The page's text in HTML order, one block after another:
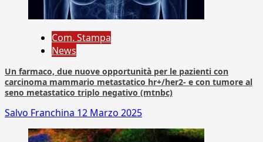
Com. Stampa
News
Un farmaco, due nuove opportunità per le pazienti con
carcinoma mammario metastatico hr+/her2- e con tumore al
seno metastatico triplo negativo (mtnbc)
Salvo Franchina 12 Marzo 2025